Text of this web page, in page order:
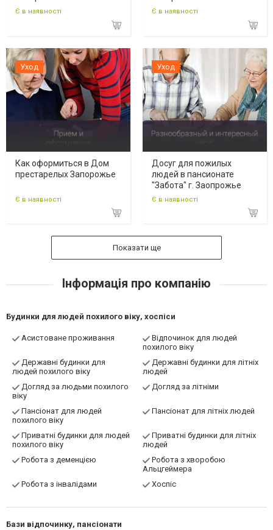
Є в наявності Є в наявності
Уход
Как оформиться в Дом
престарелых Запорожье
Є в наявності
Уход
Досуг для пожилых
людей в пансионате
"Забота" г. Заопрожье
Є в наявності
Показати ще
Інформація про компанію
Будинки для людей похилого віку, хоспіси
Асистоване проживання
Відпочинок для людей
похилого віку
Державні будинки для
людей похилого віку
Державні будинки для літніх
людей
Догляд за людьми похилого
віку
Догляд за літніми
Пансіонат для людей
похилого віку
Пансіонат для літніх людей
Приватні будинки для людей
похилого віку
Приватні будинки для літніх
людей
Робота з деменцією
Робота з хворобою
Альцгеймера
Робота з інвалідами
Хоспіс
Бази відпочинку, пансіонати